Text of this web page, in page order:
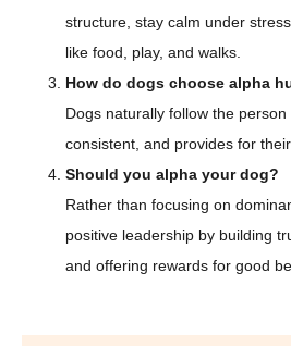
structure, stay calm under
like food, play, and walks.
How do dogs choose alpha
Dogs naturally follow the person
consistent, and provides for
Should you alpha your dog?
Rather than focusing on
positive leadership by building
and offering rewards for good